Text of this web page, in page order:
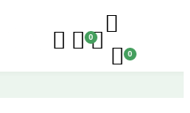
  0

 0